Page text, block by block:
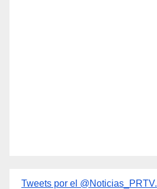
Tweets por el @Noticias_PRTV.